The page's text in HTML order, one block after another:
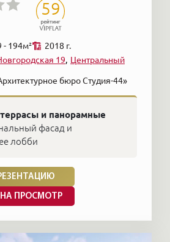
59
- 194м² 2018 г.
бюро Студия-44»
19
Центральный
и панорамные
фасад и
лобби
ПРОСМОТР